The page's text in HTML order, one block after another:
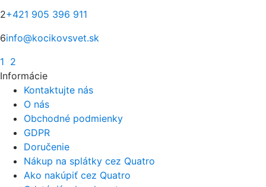
2+421 905 396 911
6info@kocikovsvet.sk
1 2
Informácie
Kontaktujte nás
O nás
Obchodné podmienky
GDPR
Doručenie
Nákup na splátky cez Quatro
Ako nakúpiť cez Quatro